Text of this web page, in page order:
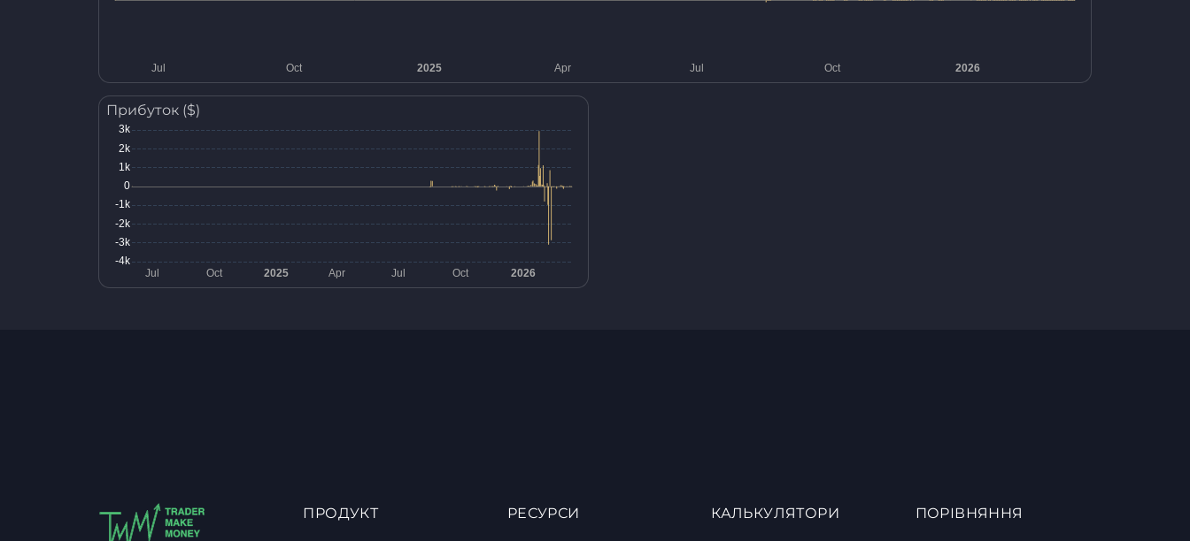
Прибуток ($)
ПРОДУКТ РЕСУРСИ КАЛЬКУЛЯТОРИ ПОРІВНЯННЯ